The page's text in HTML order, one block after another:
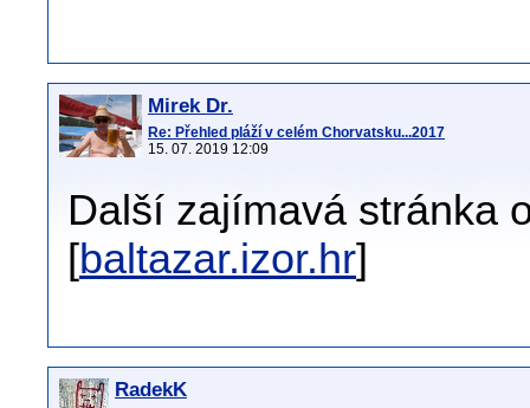
Mirek Dr.
Re: Přehled pláží v celém Chorvatsku...2017
15. 07. 2019 12:09
Další zajímavá stránka
[baltazar.izor.hr]
RadekK